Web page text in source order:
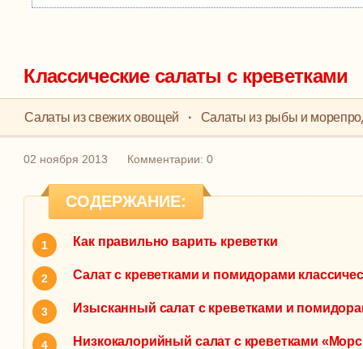
Классические салаты с креветками
Салаты из свежих овощей · Салаты из рыбы и
02 ноября 2013 Комментарии: 0
СОДЕРЖАНИЕ:
Как правильно варить креветки
Салат с креветками и помидорами
Изысканный салат с креветками и
Низкокалорийный салат с креветками